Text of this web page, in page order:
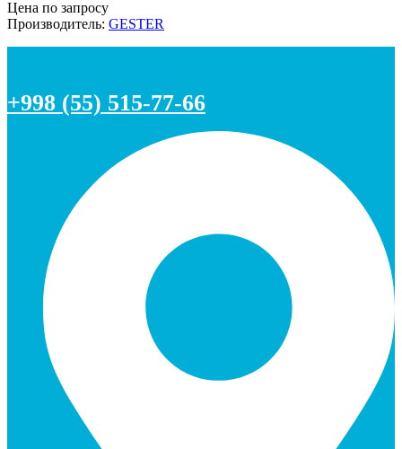
Цена по запросу
Производитель: GESTER
+998 (55) 515-77-66